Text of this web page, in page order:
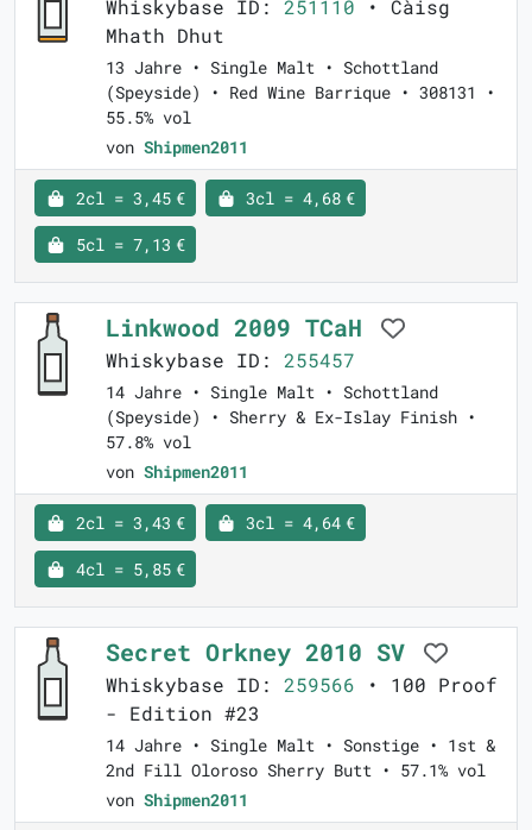
Whiskybase ID: 251110 • Càisg
Mhath Dhut
13 Jahre • Single Malt • Schottland
(Speyside) • Red Wine Barrique • 308131 •
55.5% vol
von Shipmen2011
2cl = 3,45 € 3cl = 4,68 €
5cl = 7,13 €
Linkwood 2009 TCaH
Whiskybase ID: 255457
14 Jahre • Single Malt • Schottland
(Speyside) • Sherry & Ex-Islay Finish •
57.8% vol
von Shipmen2011
2cl = 3,43 € 3cl = 4,64 €
4cl = 5,85 €
Secret Orkney 2010 SV
Whiskybase ID: 259566 • 100 Proof
- Edition #23
14 Jahre • Single Malt • Sonstige • 1st &
2nd Fill Oloroso Sherry Butt • 57.1% vol
von Shipmen2011